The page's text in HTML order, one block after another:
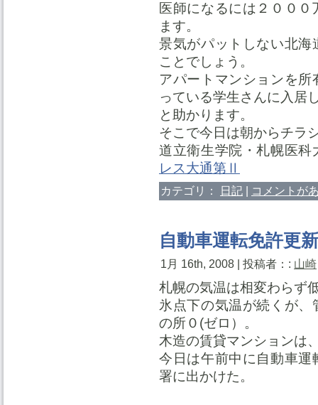
医師になるには２００
ます。
景気がパットしない北
ことでしょう。
アパートマンションを
っている学生さんに入居
と助かります。
そこで今日は朝からチラ
道立衛生学院・札幌医
レス大通第Ⅱ
カテゴリ： 日記 | コメントが
自動車運転免許更新
1月 16th, 2008 | 投稿者：: 山崎
札幌の気温は相変わらず
氷点下の気温が続くが
の所０(ゼロ）。
木造の賃貸マンションは
今日は午前中に自動車
署に出かけた。